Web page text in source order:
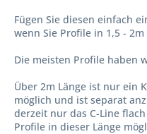
Fügen Sie diesen einfach
wenn Sie Profile in 1,5 -
Die meisten Profile haben
Über 2m Länge ist nur ein
möglich und ist separat
derzeit nur das C-Line
Profile in dieser Länge